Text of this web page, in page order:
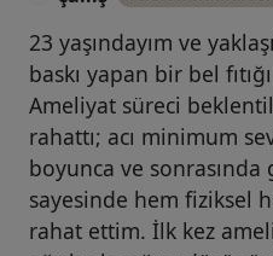
23 yaşındayım ve
baskı yapan bir bel
Ameliyat süreci
rahattı; acı minimum
boyunca ve
sayesinde hem fiziksel
rahat ettim. İlk kez